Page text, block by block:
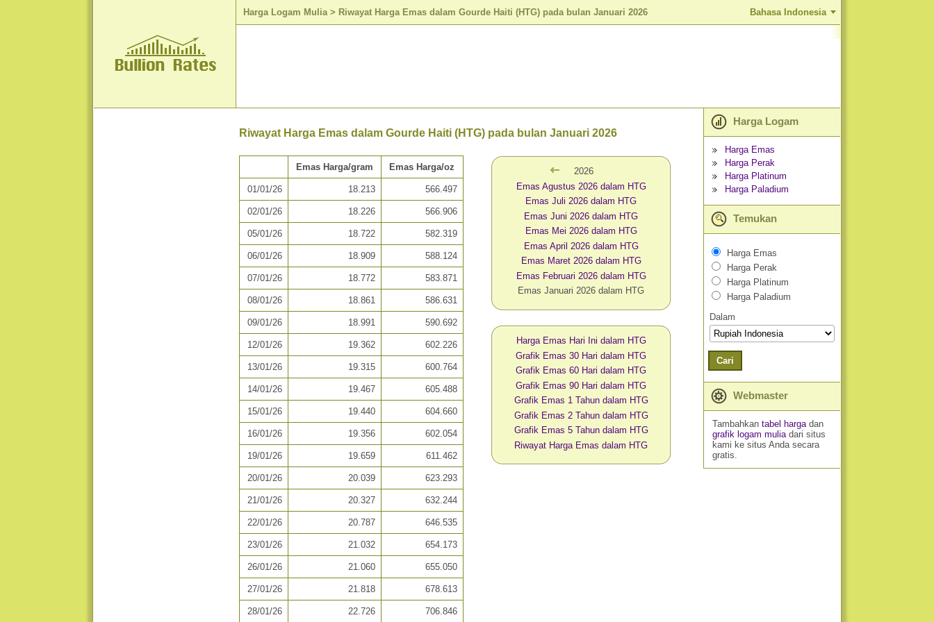
Harga Logam Mulia > Riwayat Harga Emas dalam Gourde Haiti (HTG) pada bulan Januari 2026 Bahasa Indonesia
Riwayat Harga Emas dalam Gourde Haiti (HTG) pada bulan Januari 2026
Emas Harga/gram Emas Harga/oz
01/01/26 18.213 566.497
02/01/26 18.226 566.906
05/01/26 18.722 582.319
06/01/26 18.909 588.124
07/01/26 18.772 583.871
08/01/26 18.861 586.631
09/01/26 18.991 590.692
12/01/26 19.362 602.226
13/01/26 19.315 600.764
14/01/26 19.467 605.488
15/01/26 19.440 604.660
16/01/26 19.356 602.054
19/01/26 19.659 611.462
20/01/26 20.039 623.293
21/01/26 20.327 632.244
22/01/26 20.787 646.535
23/01/26 21.032 654.173
26/01/26 21.060 655.050
27/01/26 21.818 678.613
28/01/26 22.726 706.846
2026
Emas Agustus 2026 dalam HTG
Emas Juli 2026 dalam HTG
Emas Juni 2026 dalam HTG
Emas Mei 2026 dalam HTG
Emas April 2026 dalam HTG
Emas Maret 2026 dalam HTG
Emas Februari 2026 dalam HTG
Emas Januari 2026 dalam HTG
Harga Emas Hari Ini dalam HTG
Grafik Emas 30 Hari dalam HTG
Grafik Emas 60 Hari dalam HTG
Grafik Emas 90 Hari dalam HTG
Grafik Emas 1 Tahun dalam HTG
Grafik Emas 2 Tahun dalam HTG
Grafik Emas 5 Tahun dalam HTG
Riwayat Harga Emas dalam HTG
Harga Logam
Harga Emas
Harga Perak
Harga Platinum
Harga Paladium
Temukan
Harga Emas
Harga Perak
Harga Platinum
Harga Paladium
Dalam
Cari
Webmaster
Tambahkan tabel hargadan
grafik logam muliadari situs
kami ke situs Anda secara
gratis.